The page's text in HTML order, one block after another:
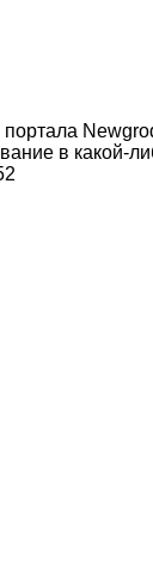
в какой-